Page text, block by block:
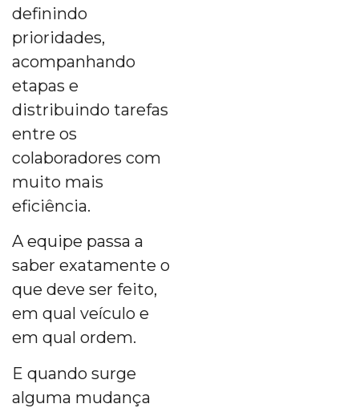
definindo
prioridades,
acompanhando
etapas e
distribuindo tarefas
entre os
colaboradores com
muito mais
eficiência.
A equipe passa a
saber exatamente o
que deve ser feito,
em qual veículo e
em qual ordem.
E quando surge
alguma mudança